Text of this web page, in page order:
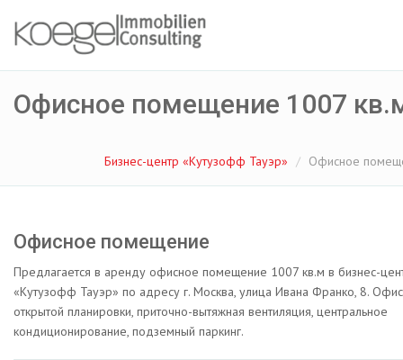
Офисное помещение 1007
Бизнес-центр «Кутузофф Тауэр» Офисное
Офисное помещение
Предлагается в аренду офисное помещение 1007 кв.м в бизнес-
«Кутузофф Тауэр» по адресу г. Москва, улица Ивана Франко, 8. Офис
открытой планировки, приточно-вытяжная вентиляция, центральное
кондиционирование, подземный паркинг.